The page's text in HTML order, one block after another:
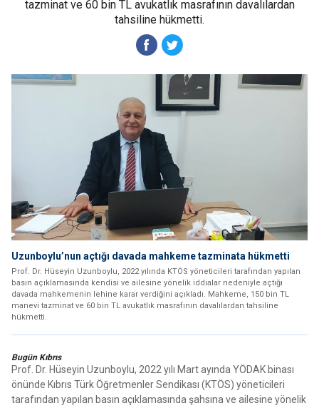
tazminat ve 60 bin TL avukatlık masrafının davalılardan
tahsiline hükmetti.
Uzunboylu’nun açtığı davada mahkeme tazminata hükmetti
Prof. Dr. Hüseyin Uzunboylu, 2022 yılında KTÖS yöneticileri tarafından yapılan
basın açıklamasında kendisi ve ailesine yönelik iddialar nedeniyle açtığı
davada mahkemenin lehine karar verdiğini açıkladı. Mahkeme, 150 bin TL
manevi tazminat ve 60 bin TL avukatlık masrafının davalılardan tahsiline
hükmetti.
Bugün Kıbrıs
Prof. Dr. Hüseyin Uzunboylu, 2022 yılı Mart ayında YÖDAK binası
önünde Kıbrıs Türk Öğretmenler Sendikası (KTÖS) yöneticileri
tarafından yapılan basın açıklamasında şahsına ve ailesine yönelik